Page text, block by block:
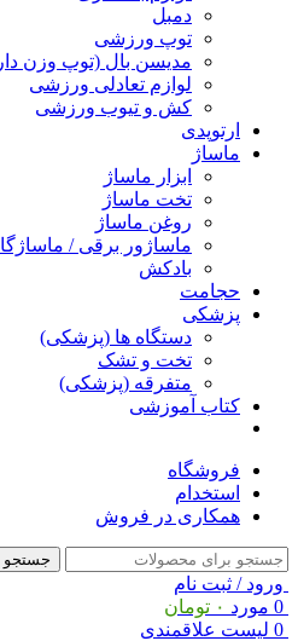
دمبل
توپ ورزشی
مدیسن بال (توپ وزن
لوازم تعادلی ورزشی
کش و تیوب ورزشی
ارتوپدی
ماساژ
ابزار ماساژ
تخت ماساژ
روغن ماساژ
ماساژور برقی /
بادکش
حجامت
پزشکی
دستگاه ها (پزشکی)
تخت و تشک
متفرقه (پزشکی)
کتاب آموزشی
فروشگاه
استخدام
همکاری در فروش
جستجو
ورود / ثبت نام
0 مورد ۰ تومان
0 لیست علاقمندی